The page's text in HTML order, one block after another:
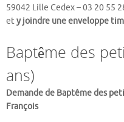
59042 Lille Cedex – 03 20 55
ety joindre une enveloppe
Baptême des
ans)
Demande de Baptême des
François